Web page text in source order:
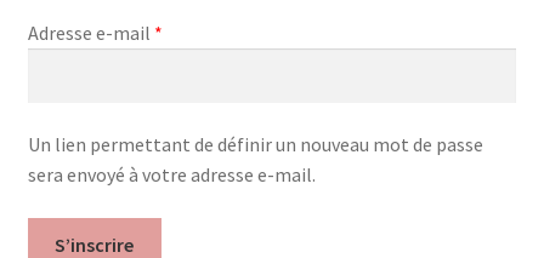
Première Inscription
Mon compte
Mes données UPSfB
Adresse e-mail *Obligatoire
Un lien permettant de définir un nouveau mot de passe
sera envoyé à votre adresse e-mail.
S’inscrire